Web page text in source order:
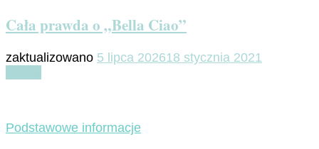
Cała prawda o „Bella Ciao”
zaktualizowano 5 lipca 202618 stycznia 2021
Podstawowe informacje